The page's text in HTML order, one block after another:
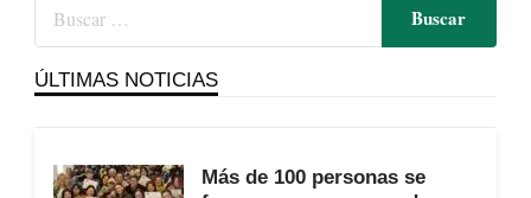
ÚLTIMAS NOTICIAS
Más de 100 personas se